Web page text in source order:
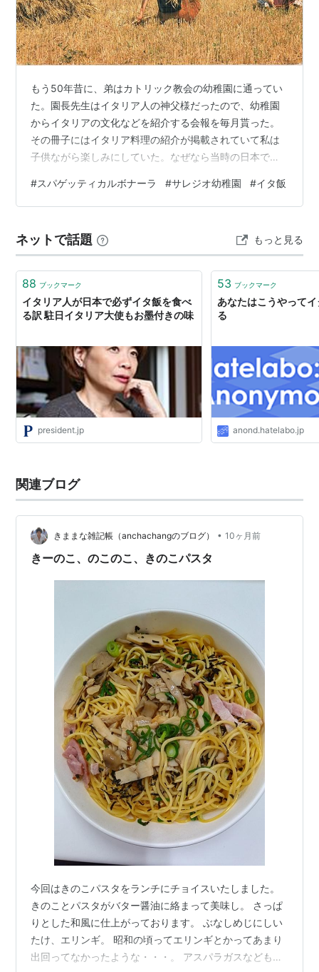
もう50年昔に、弟はカトリック教会の幼稚園に通ってい
た。園長先生はイタリア人の神父様だったので、幼稚園
からイタリアの文化などを紹介する会報を毎月貰った。
その冊子にはイタリア料理の紹介が掲載されていて私は
子供ながら楽しみにしていた。なぜなら当時の日本では
しか思いつかない時代。イタリアの食事などは遠い未知
の世界でだった。 あるとき、『スパゲッティカルボナー
全く味が想像つかなかったが、『イタリアのどこそこで
は定番のお母さんの味』という記述がいかにも美味しそ
うで、いつか大人になったら必ずスパゲッティカル…
#スパゲッティカルボナーラ #サレジオ幼稚園 #イタ飯
ネットで話題 もっと見る
88 ブックマーク
イタリア人が日本で必ずイタ飯を食べ
る訳 駐日イタリア大使もお墨付きの味
president.jp
53 ブックマーク
あなたはこうやって
る
anond.hatelabo.jp
関連ブログ
きままな雑記帳（anchachangのブログ） • 10ヶ月前
きーのこ、のこのこ、きのこパスタ
今回はきのこパスタをランチにチョイスいたしました。
きのことパスタがバター醤油に絡まって美味し。 さっぱ
りとした和風に仕上がっております。 ぶなしめじにしい
たけ、エリンギ。 昭和の頃ってエリンギとかってあまり
出回ってなかったような・・・。 アスパラガスなどもそ